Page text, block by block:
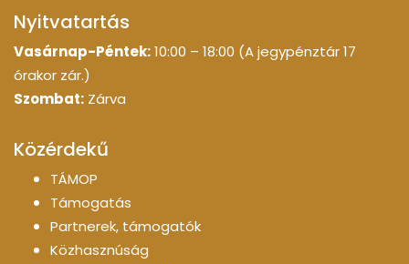
Nyitvatartás
Vasárnap-Péntek:10:00 – 18:00 (A jegypénztár 17
órakor zár.)
Szombat: Zárva
Közérdekű
TÁMOP
Támogatás
Partnerek, támogatók
Közhasznúság